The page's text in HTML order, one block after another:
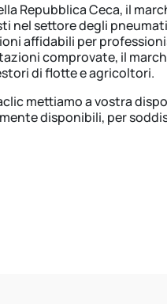
Repubblica Ceca, il
nel settore degli
affidabili per
comprovate, il
di flotte e agricoltori.
mettiamo a vostra
disponibili, per